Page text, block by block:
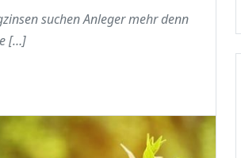
suchen Anleger mehr denn
[…]